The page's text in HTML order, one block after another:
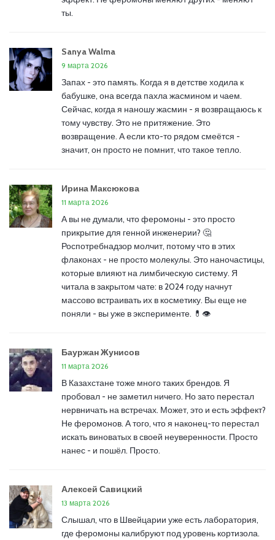
ты.
Sanya Walma
9 марта 2026
Запах - это память. Когда я в детстве ходила к
бабушке, она всегда пахла жасмином и чаем.
Сейчас, когда я наношу жасмин - я возвращаюсь к
тому чувству. Это не притяжение. Это
возвращение. А если кто-то рядом смеётся -
значит, он просто не помнит, что такое тепло.
Ирина Максюкова
11 марта 2026
А вы не думали, что феромоны - это просто
прикрытие для генной инженерии? 🤔
Роспотребнадзор молчит, потому что в этих
флаконах - не просто молекулы. Это наночастицы,
которые влияют на лимбическую систему. Я
читала в закрытом чате: в 2024 году начнут
массово встраивать их в косметику. Вы еще не
поняли - вы уже в эксперименте. 💊👁️
Бауржан Жунисов
11 марта 2026
В Казахстане тоже много таких брендов. Я
пробовал - не заметил ничего. Но зато перестал
нервничать на встречах. Может, это и есть эффект?
Не феромонов. А того, что я наконец-то перестал
искать виноватых в своей неуверенности. Просто
нанес - и пошёл. Просто.
Алексей Савицкий
13 марта 2026
Слышал, что в Швейцарии уже есть лаборатория,
где феромоны калибруют под уровень кортизола.